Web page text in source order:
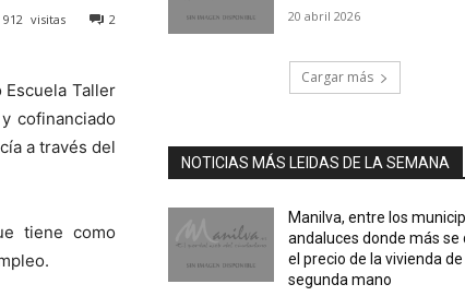
2
912 visitas
Taller
cofinanciado
a través del
tiene como
20 abril 2026
Cargar más
NOTICIAS MÁS LEIDAS DE LA SEMANA
Manilva, entre los
andaluces donde más se
el precio de la vivienda de
segunda mano